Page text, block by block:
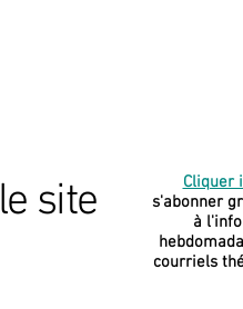
le site
Cliquer
s'abonner
à
courriels